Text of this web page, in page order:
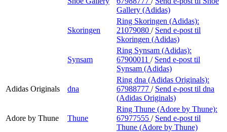
Gallery (Adidas)
Skoringen
Ring Skoringen (Adidas):
21079080 / Send e-post til
Skoringen (Adidas)
Synsam
Ring Synsam (Adidas):
67900011 / Send e-post til
Synsam (Adidas)
Adidas Originals dna
Ring dna (Adidas Originals):
67988777 / Send e-post til dna
(Adidas Originals)
Adore by Thune Thune
Ring Thune (Adore by Thune):
67977555 / Send e-post til
Thune (Adore by Thune)